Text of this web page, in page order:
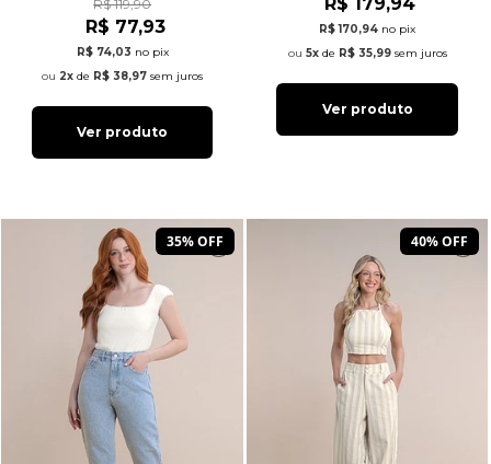
R$ 119,90
R$ 77,93
R$ 74,03 no pix
2x de R$ 38,97 sem juros
Ver produto
R$ 170,94 no pix
5xde R$ 35,99sem juros
Ver produto
35% OFF 40% OFF